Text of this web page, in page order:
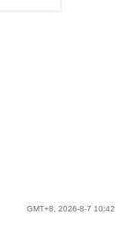
GMT+8, 2026-8-7 10:42